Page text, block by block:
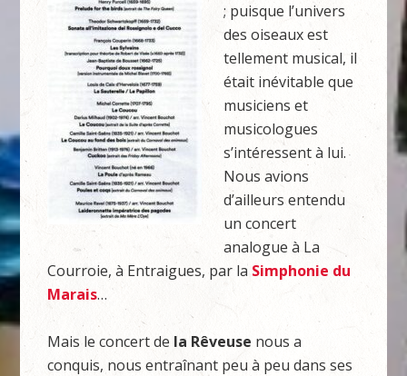
; puisque l’univers
des oiseaux est
tellement musical, il
était inévitable que
musiciens et
musicologues
s’intéressent à lui.
Nous avions
d’ailleurs entendu
un concert
analogue à La
Courroie, à Entraigues, par la Simphonie du
Marais…
Mais le concert de la Rêveuse nous a
conquis, nous entraînant peu à peu dans ses